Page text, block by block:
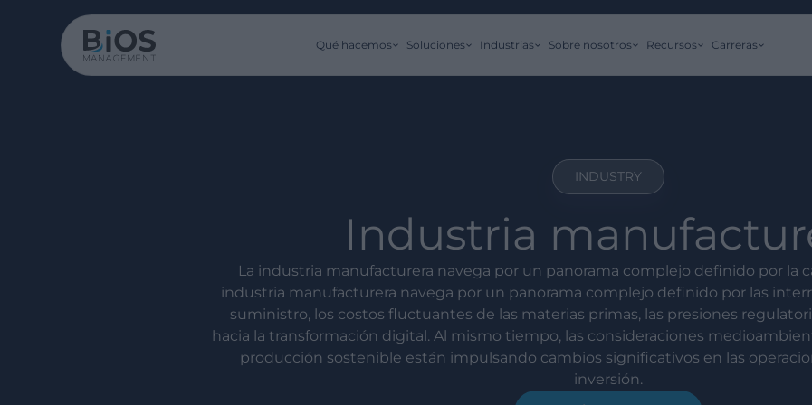
Qué hacemos Soluciones Industrias Sobre nosotros Recursos Carreras
INDUSTRY
Industria
La industria manufacturera navega por un panorama complejo definido por la
industria manufacturera navega por un panorama complejo definido por las
suministro, los costos fluctuantes de las materias primas, las presiones
hacia la transformación digital. Al mismo tiempo, las consideraciones
producción sostenible están impulsando cambios significativos en las
inversión.